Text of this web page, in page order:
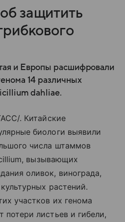
защитить
и Европы расшифровали
14 различных
dahliae.
. Китайские
биологи выявили
числа штаммов
вызывающих
оливок, винограда,
растений.
участков их генома
потери листьев и гибели,